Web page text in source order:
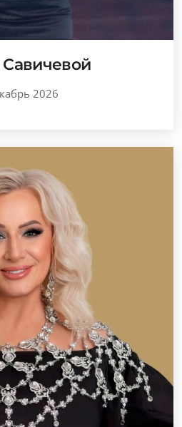
2026